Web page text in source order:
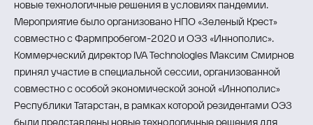
новые технологичные решения в условиях пандемии.
Мероприятие было организовано НПО «Зеленый Крест»
совместно с Фармпробегом-2020 и ОЭЗ «Иннополис».
Коммерческий директор IVA Technologies Максим Смирнов
принял участие в специальной сессии, организованной
совместно с особой экономической зоной «Иннополис»
Республики Татарстан, в рамках которой резидентами ОЭЗ
были представлены новые технологичные решения для